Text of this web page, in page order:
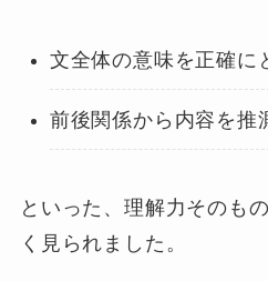
文全体の意味を正確に
前後関係から内容を推
といった、理解力そのも
く見られました。